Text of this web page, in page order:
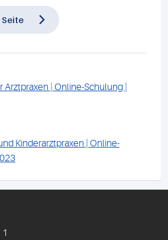
Seite
Arztpraxen | Online-Schulung |
Kinderarztpraxen | Online-
1